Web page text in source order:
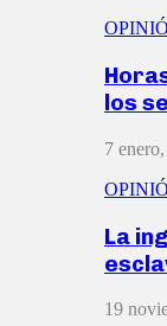
los
7
La
19